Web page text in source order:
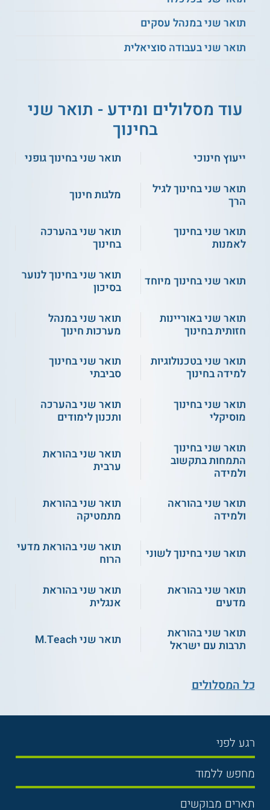
תואר שני במנהל עסקים
תואר שני בעבודה סוציאלית
עוד מסלולים ומידע - תואר שני
בחינוך
ייעוץ חינוכי
תואר שני בחינוך גופני
תואר שני בחינוך לגיל
הרך
מלגות חינוך
תואר שני בחינוך
לאמנות
תואר שני בהערכה
בחינוך
תואר שני בחינוך מיוחד
תואר שני בחינוך לנוער
בסיכון
תואר שני באוריינות
חזותית בחינוך
תואר שני במנהל
מערכות חינוך
תואר שני בטכנולוגיות
למידה בחינוך
תואר שני בחינוך
סביבתי
תואר שני בחינוך
מוסיקלי
תואר שני בהערכה
ותכנון לימודים
תואר שני בחינוך
התמחות בתקשוב
ולמידה
תואר שני בהוראת
ערבית
תואר שני בהוראה
ולמידה
תואר שני בהוראת
מתמטיקה
תואר שני בחינוך לשוני
תואר שני בהוראת מדעי
הרוח
תואר שני בהוראת
מדעים
תואר שני בהוראת
אנגלית
תואר שני בהוראת
תרבות עם ישראל
תואר שני M.Teach
כל המסלולים
רגע לפני
בחירת לימודים
תנאי קבלה
מחפש ללמוד
תואר ראשון
תארים מבוקשים